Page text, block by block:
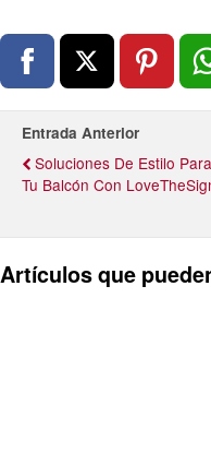
Entrada Anterior
Soluciones De Estilo Para
Tu Balcón Con
Artículos que